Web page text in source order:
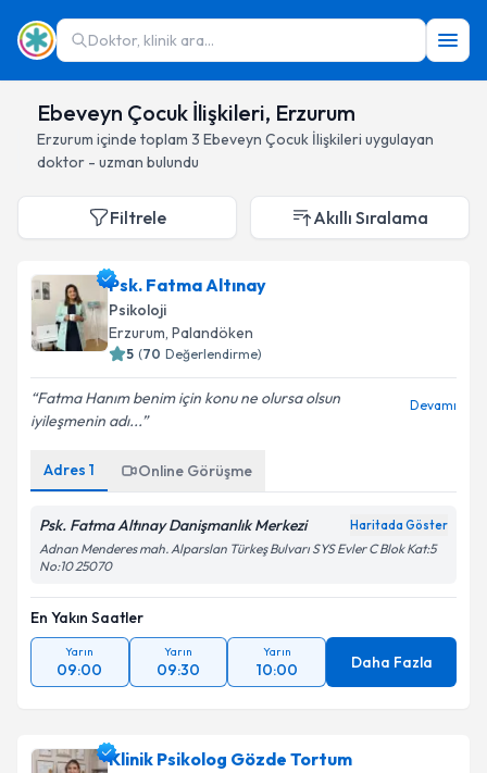
Doktor, klinik ara...
Ebeveyn Çocuk İlişkileri, Erzurum
Erzurum içinde toplam 3 Ebeveyn Çocuk İlişkileri uygulayan
doktor - uzman bulundu
Filtrele Akıllı Sıralama
Psk. Fatma Altınay
Psikoloji
Erzurum, Palandöken
5 (70 Değerlendirme)
Fatma Hanım benim için konu ne olursa olsun
iyileşmenin adı...
Devamı
Adres 1 Online Görüşme
Psk. Fatma Altınay Danişmanlık Merkezi Haritada Göster
Adnan Menderes mah. Alparslan Türkeş Bulvarı SYS Evler C Blok Kat:5
No:10 25070
En Yakın Saatler
Yarın
09:00
Yarın
09:30
Yarın
10:00 Daha Fazla
Klinik Psikolog Gözde Tortum